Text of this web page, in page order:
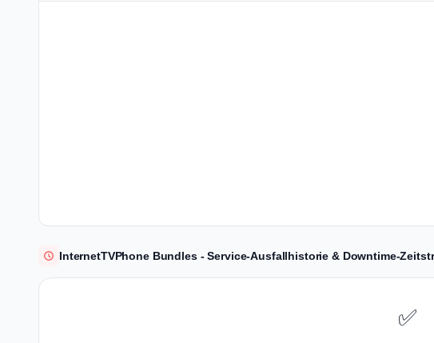
InternetTVPhone Bundles - Service-Ausfallhistorie & Downtime-
✅